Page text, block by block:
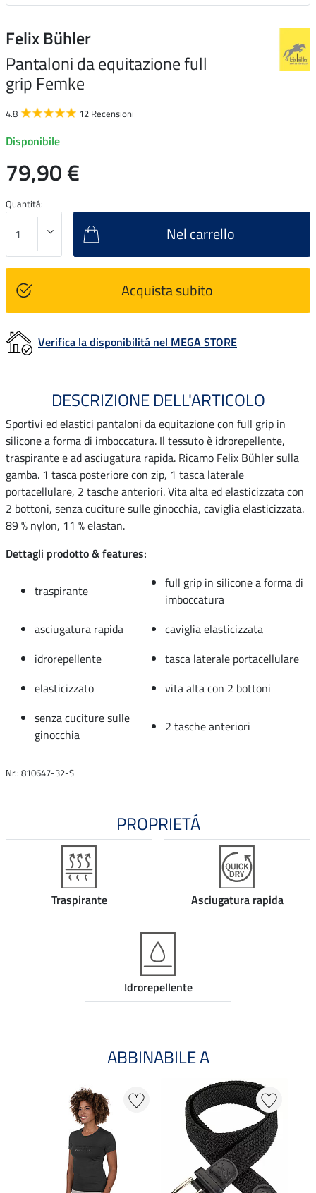
Felix Bühler
Pantaloni da equitazione full
grip Femke
4.8 12 Recensioni
Disponibile
79,90 €
Quantitá:
Nel carrello
Acquista subito
Verifica la disponibilitá nel MEGA STORE
DESCRIZIONE DELL'ARTICOLO
Sportivi ed elastici pantaloni da equitazione con full grip in
silicone a forma di imboccatura. Il tessuto è idrorepellente,
traspirante e ad asciugatura rapida. Ricamo Felix Bühler sulla
gamba. 1 tasca posteriore con zip, 1 tasca laterale
portacellulare, 2 tasche anteriori. Vita alta ed elasticizzata con
2 bottoni, senza cuciture sulle ginocchia, caviglia elasticizzata.
89 % nylon, 11 % elastan.
Dettagli prodotto & features:
traspirante
full grip in silicone a forma di
imboccatura
asciugatura rapida
caviglia elasticizzata
idrorepellente
tasca laterale portacellulare
elasticizzato
vita alta con 2 bottoni
senza cuciture sulle
ginocchia
2 tasche anteriori
Nr.: 810647-32-S
PROPRIETÁ
Traspirante Asciugatura rapida
Idrorepellente
ABBINABILE A